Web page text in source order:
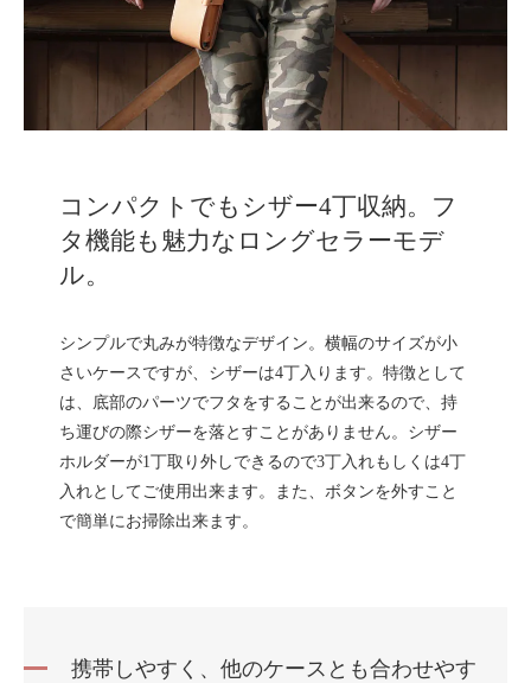
コンパクトでもシザー4丁収納。フ
タ機能も魅力なロングセラーモデ
ル。
シンプルで丸みが特徴なデザイン。横幅のサイズが小
さいケースですが、シザーは4丁入ります。特徴として
は、底部のパーツでフタをすることが出来るので、持
ち運びの際シザーを落とすことがありません。シザー
ホルダーが1丁取り外しできるので3丁入れもしくは4丁
入れとしてご使用出来ます。また、ボタンを外すこと
で簡単にお掃除出来ます。
携帯しやすく、他のケースとも合わせやす